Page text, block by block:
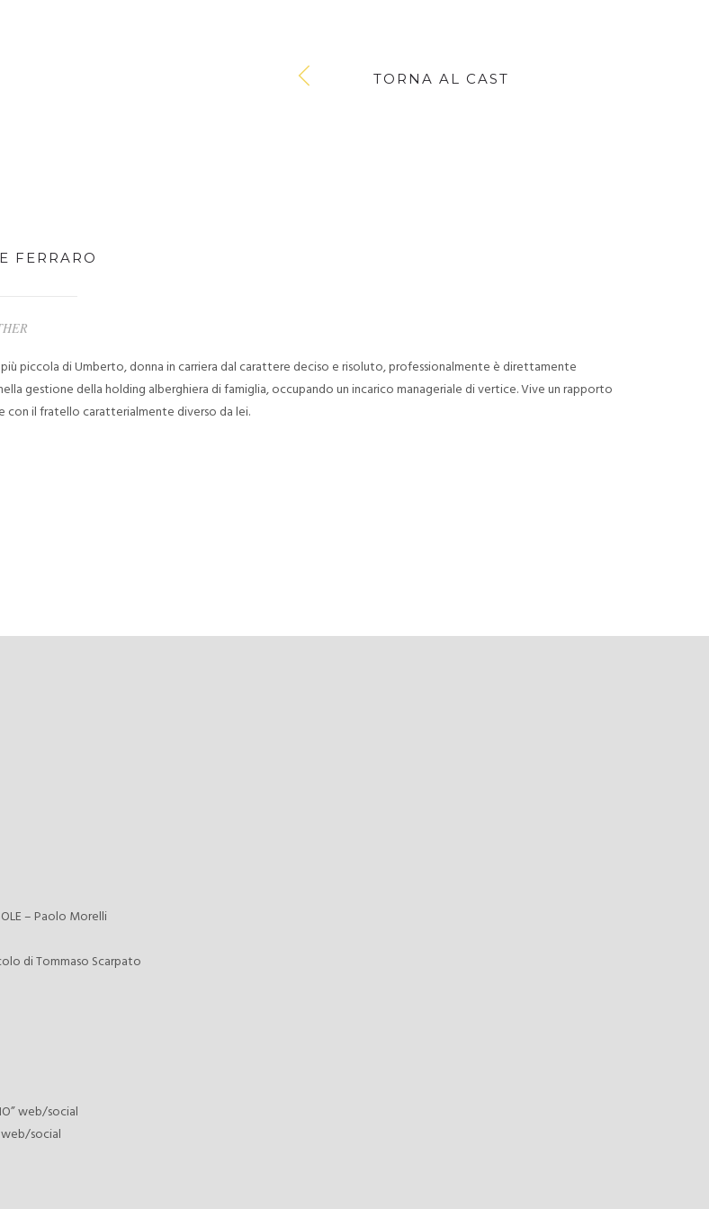
TORNA AL CAST
FERRARO
più piccola di Umberto, donna in carriera dal carattere deciso e risoluto, professionalmente è direttamente
gestione della holding alberghiera di famiglia, occupando un incarico manageriale di vertice. Vive un rapporto
con il fratello caratterialmente diverso da lei.
– Paolo Morelli
di Tommaso Scarpato
web/social
social